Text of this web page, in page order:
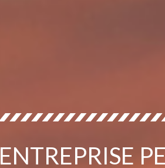
ENTREPRISE